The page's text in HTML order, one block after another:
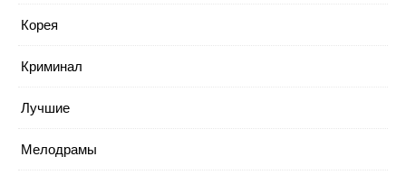
Корея
Криминал
Лучшие
Мелодрамы